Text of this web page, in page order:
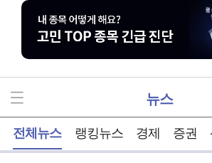
뉴스
전체뉴스 랭킹뉴스 경제 증권